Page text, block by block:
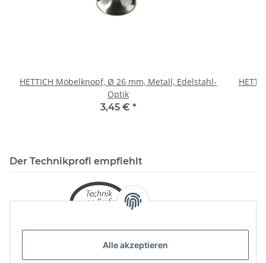
Alle akzeptieren
HETTICH Möbelknopf, Ø 26 mm, Metall, Edelstahl-
Optik
3,45 € *
Der Technikprofi empfiehlt